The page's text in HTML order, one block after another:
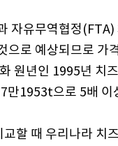
자유무역협정
으로 예상되므로 가
원년인 1995년 치
만1953t으로 5배 이
할 때 우리나라 치